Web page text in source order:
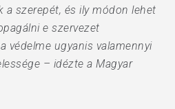
a szerepét, és ily módon lehet
e szervezet
védelme ugyanis valamennyi
– idézte a Magyar